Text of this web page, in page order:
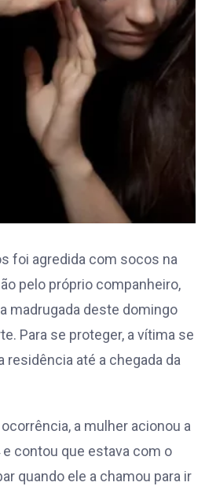
foi agredida com socos na
pelo próprio companheiro,
madrugada deste domingo
Para se proteger, a vítima se
residência até a chegada da
a mulher acionou a
contou que estava com o
quando ele a chamou para ir